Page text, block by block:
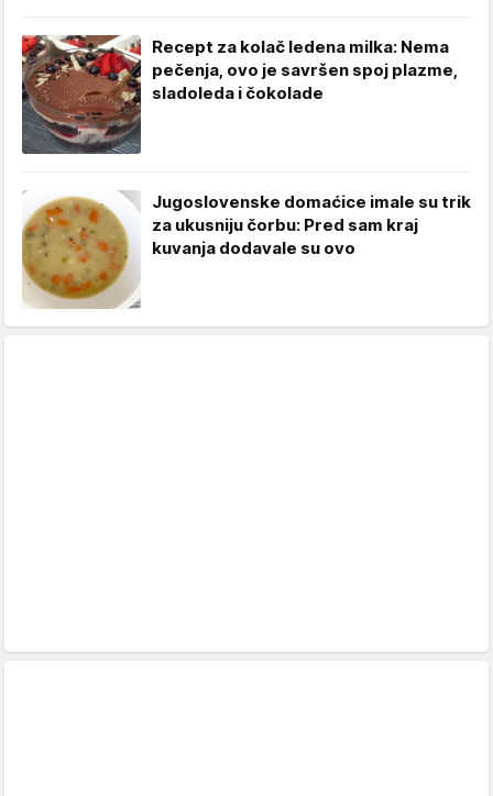
Recept za kolač ledena milka: Nema
pečenja, ovo je savršen spoj plazme,
sladoleda i čokolade
Jugoslovenske domaćice imale su trik
za ukusniju čorbu: Pred sam kraj
kuvanja dodavale su ovo